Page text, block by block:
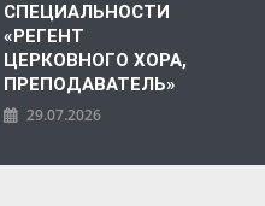
СПЕЦИАЛЬНОСТИ
«РЕГЕНТ
ЦЕРКОВНОГО ХОРА,
ПРЕПОДАВАТЕЛЬ»
29.07.2026